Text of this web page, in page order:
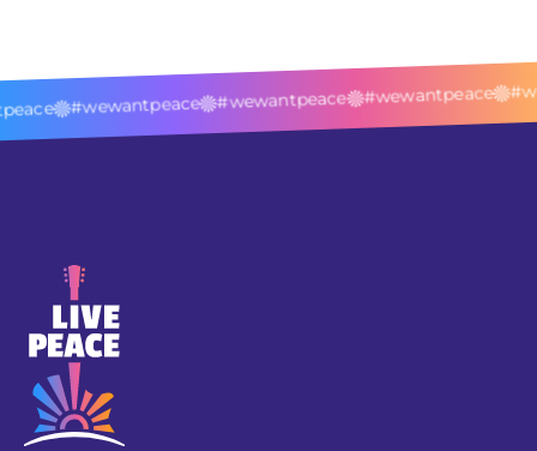
#wewantpeace #wewantpeace #wewantpeace